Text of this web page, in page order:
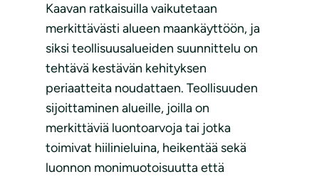
Kaavan ratkaisuilla vaikutetaan
merkittävästi alueen maankäyttöön, ja
siksi teollisuusalueiden suunnittelu on
tehtävä kestävän kehityksen
periaatteita noudattaen. Teollisuuden
sijoittaminen alueille, joilla on
merkittäviä luontoarvoja tai jotka
toimivat hiilinieluina, heikentää sekä
luonnon monimuotoisuutta että